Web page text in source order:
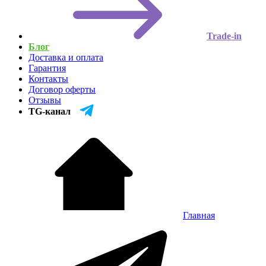
Trade-in
Блог
Доставка и оплата
Гарантия
Контакты
Договор оферты
Отзывы
TG-канал
Главная